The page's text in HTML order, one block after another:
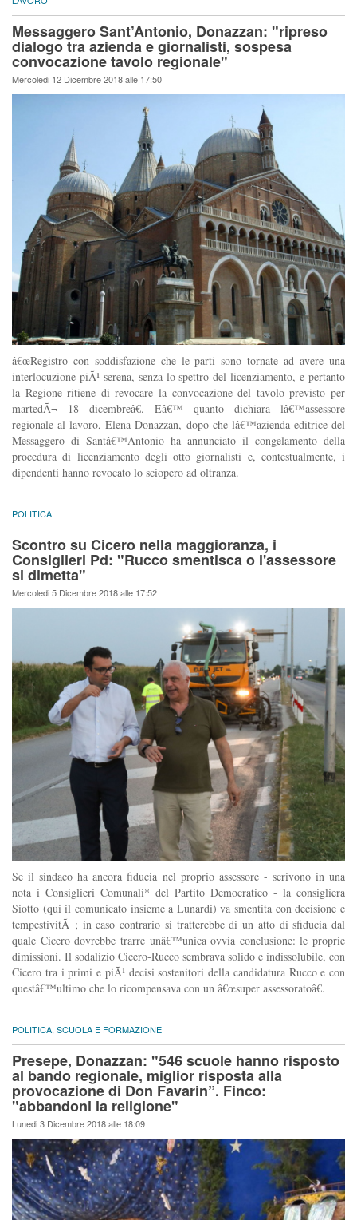
Messaggero Sant’Antonio, Donazzan: "ripreso
dialogo tra azienda e giornalisti, sospesa
convocazione tavolo regionale"
Mercoledi 12 Dicembre 2018 alle 17:50
â€œRegistro con soddisfazione che le parti sono tornate ad avere una
interlocuzione piÃ¹ serena, senza lo spettro del licenziamento, e pertanto
la Regione ritiene di revocare la convocazione del tavolo previsto per
martedÃ¬ 18 dicembreâ€. Eâ€™ quanto dichiara lâ€™assessore
regionale al lavoro, Elena Donazzan, dopo che lâ€™azienda editrice del
Messaggero di Santâ€™Antonio ha annunciato il congelamento della
procedura di licenziamento degli otto giornalisti e, contestualmente, i
dipendenti hanno revocato lo sciopero ad oltranza.
POLITICA
Scontro su Cicero nella maggioranza, i
Consiglieri Pd: "Rucco smentisca o l'assessore
si dimetta"
Mercoledi 5 Dicembre 2018 alle 17:52
Se il sindaco ha ancora fiducia nel proprio assessore - scrivono in una
nota i Consiglieri Comunali* del Partito Democratico - la consigliera
Siotto (qui il comunicato insieme a Lunardi) va smentita con decisione e
tempestivitÃ ; in caso contrario si tratterebbe di un atto di sfiducia dal
quale Cicero dovrebbe trarre unâ€™unica ovvia conclusione: le proprie
dimissioni. Il sodalizio Cicero-Rucco sembrava solido e indissolubile, con
Cicero tra i primi e piÃ¹ decisi sostenitori della candidatura Rucco e con
questâ€™ultimo che lo ricompensava con un â€œsuper assessoratoâ€.
POLITICA SCUOLA E FORMAZIONE
Presepe, Donazzan: "546 scuole hanno risposto
al bando regionale, miglior risposta alla
provocazione di Don Favarin”. Finco:
"abbandoni la religione"
Lunedi 3 Dicembre 2018 alle 18:09